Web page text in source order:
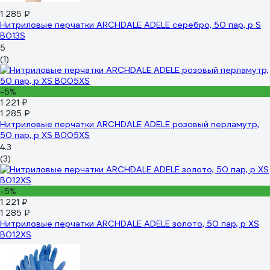
1 285 ₽
Нитриловые перчатки ARCHDALE ADELE cеребро, 50 пар, р S
B013S
5
(1)
-5%
1 221 ₽
1 285 ₽
Нитриловые перчатки ARCHDALE ADELE розовый перламутр,
50 пар, р XS B005XS
4.3
(3)
-5%
1 221 ₽
1 285 ₽
Нитриловые перчатки ARCHDALE ADELE золото, 50 пар, р XS
B012XS